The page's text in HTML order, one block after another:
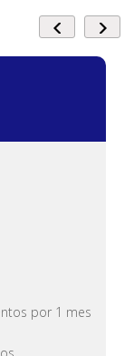
por 1 mes